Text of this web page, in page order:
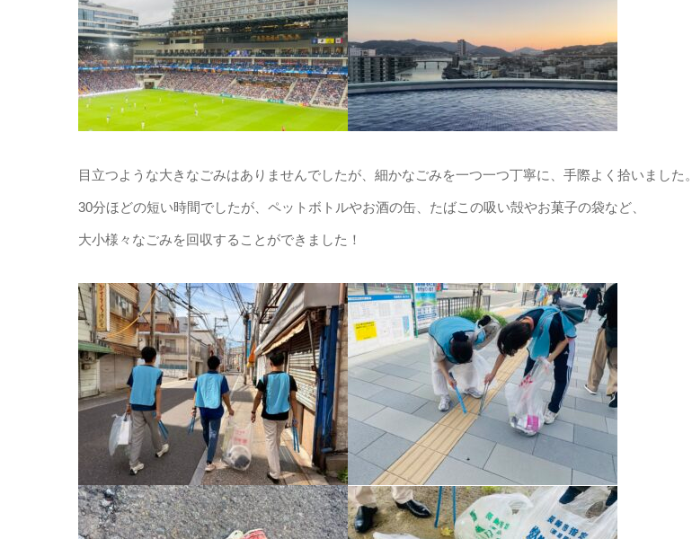
目立つような大きなごみはありませんでしたが、細かなごみを一つ一つ丁寧に、手際よく拾いました。
30分ほどの短い時間でしたが、ペットボトルやお酒の缶、たばこの吸い殻やお菓子の袋など、
大小様々なごみを回収することができました！